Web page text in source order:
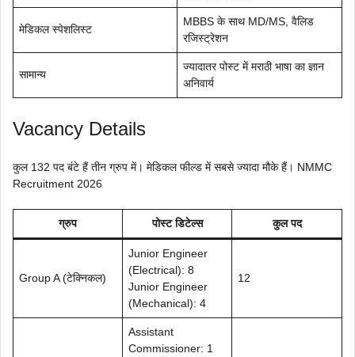
मेडिकल स्पेशलिस्ट
MBBS के साथ MD/MS, वैलिड
रजिस्ट्रेशन
सामान्य
ज्यादातर पोस्ट में मराठी भाषा का ज्ञान
अनिवार्य
Vacancy Details
कुल 132 पद बंटे हैं तीन ग्रुप में। मेडिकल फील्ड में सबसे ज्यादा मौके हैं। NMMC
Recruitment 2026
ग्रुप पोस्ट डिटेल्स कुल पद
Group A (टेक्निकल)
Junior Engineer
(Electrical): 8
Junior Engineer
(Mechanical): 4
12
Assistant
Commissioner: 1